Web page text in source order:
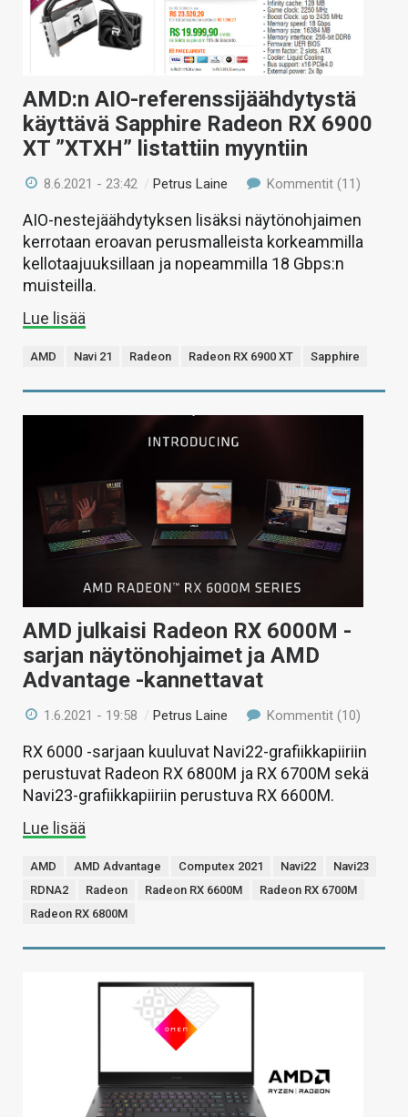
AMD:n AIO-referenssijäähdytystä
käyttävä Sapphire Radeon RX 6900
XT ”XTXH” listattiin myyntiin
8.6.2021 - 23:42 / Petrus Laine Kommentit (11)
AIO-nestejäähdytyksen lisäksi näytönohjaimen
kerrotaan eroavan perusmalleista korkeammilla
kellotaajuuksillaan ja nopeammilla 18 Gbps:n
muisteilla.
Lue lisää
AMD Navi 21 Radeon Radeon RX 6900 XT Sapphire
AMD julkaisi Radeon RX 6000M -
sarjan näytönohjaimet ja AMD
Advantage -kannettavat
1.6.2021 - 19:58 /Petrus Laine Kommentit (10)
RX 6000 -sarjaan kuuluvat Navi22-grafiikkapiiriin
perustuvat Radeon RX 6800M ja RX 6700M sekä
Navi23-grafiikkapiiriin perustuva RX 6600M.
Lue lisää
AMD AMD Advantage Computex 2021 Navi22
Navi23
RDNA2
Radeon Radeon RX 6600M
Radeon RX 6700M
Radeon RX 6800M